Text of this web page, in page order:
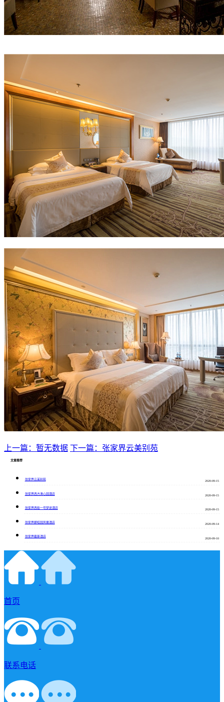
上一篇：暂无数据 下一篇：张家界云美别苑
文章推荐
张家界云美别苑
2020-09-15
张家界西方清心园酒店
2020-09-15
张家界西街一号梦途酒店
2020-09-15
张家界碧桂园凤凰酒店
2020-09-14
张家界戴斯酒店
2020-09-10
首页
联系电话